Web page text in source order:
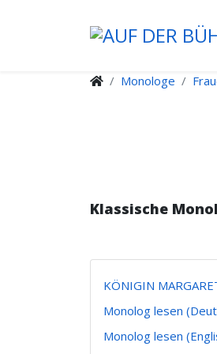
Monologe
Klassische
KÖNIGIN
Monolog lesen
Monolog lesen